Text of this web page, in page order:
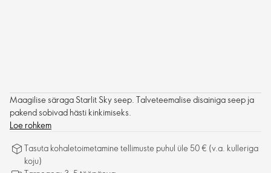
Maagilise säraga Starlit Sky seep. Talveteemalise disainiga seep ja
pakend sobivad hästi kinkimiseks.
Loe rohkem
Tasuta kohaletoimetamine tellimuste puhul üle 50 € (v.a. kulleriga
koju)